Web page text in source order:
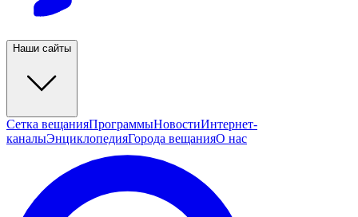
Наши сайты
Сетка вещанияПрограммыНовостиИнтернет-
каналыЭнциклопедияГорода вещанияО нас